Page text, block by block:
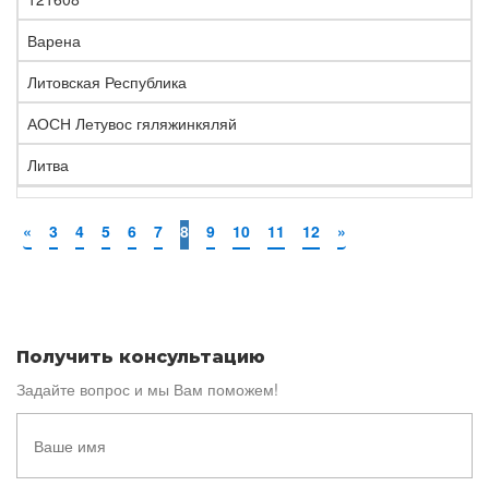
Варена
Литовская Республика
АОСН Летувос гяляжинкяляй
Литва
« 3 4 5 6 7 8 9 10 11 12 »
Получить консультацию
Задайте вопрос и мы Вам поможем!